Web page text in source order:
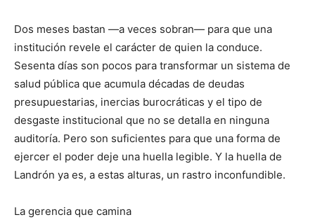
Dos meses bastan —a veces sobran— para que una
institución revele el carácter de quien la conduce.
Sesenta días son pocos para transformar un sistema de
salud pública que acumula décadas de deudas
presupuestarias, inercias burocráticas y el tipo de
desgaste institucional que no se detalla en ninguna
auditoría. Pero son suficientes para que una forma de
ejercer el poder deje una huella legible. Y la huella de
Landrón ya es, a estas alturas, un rastro inconfundible.
La gerencia que camina